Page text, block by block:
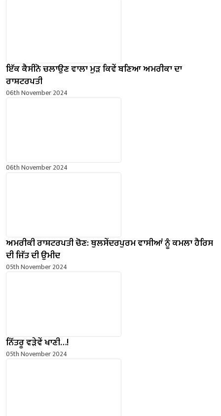
ਇੱਕ ਕੈਸੀਨੋ ਚਲਾਉਣ ਵਾਲਾ ਮੁੜ ਕਿਵੇਂ ਬਣਿਆ ਅਮਰੀਕਾ ਦਾ
ਰਾਸ਼ਟਰਪਤੀ
06th November 2024
06th November 2024
ਅਮਰੀਕੀ ਰਾਸ਼ਟਰਪਤੀ ਚੋਣ: ਥੁਲਸੇਂਦਰਪੁਰਮ ਵਾਸੀਆਂ ਨੂੰ ਕਮਲਾ ਹੈਰਿਸ
ਦੀ ਜਿੱਤ ਦੀ ਉਮੀਦ
05th November 2024
ਨਿੱਤਰੂ ਵੜੇਵੇਂ ਖਾਣੀ…!
05th November 2024